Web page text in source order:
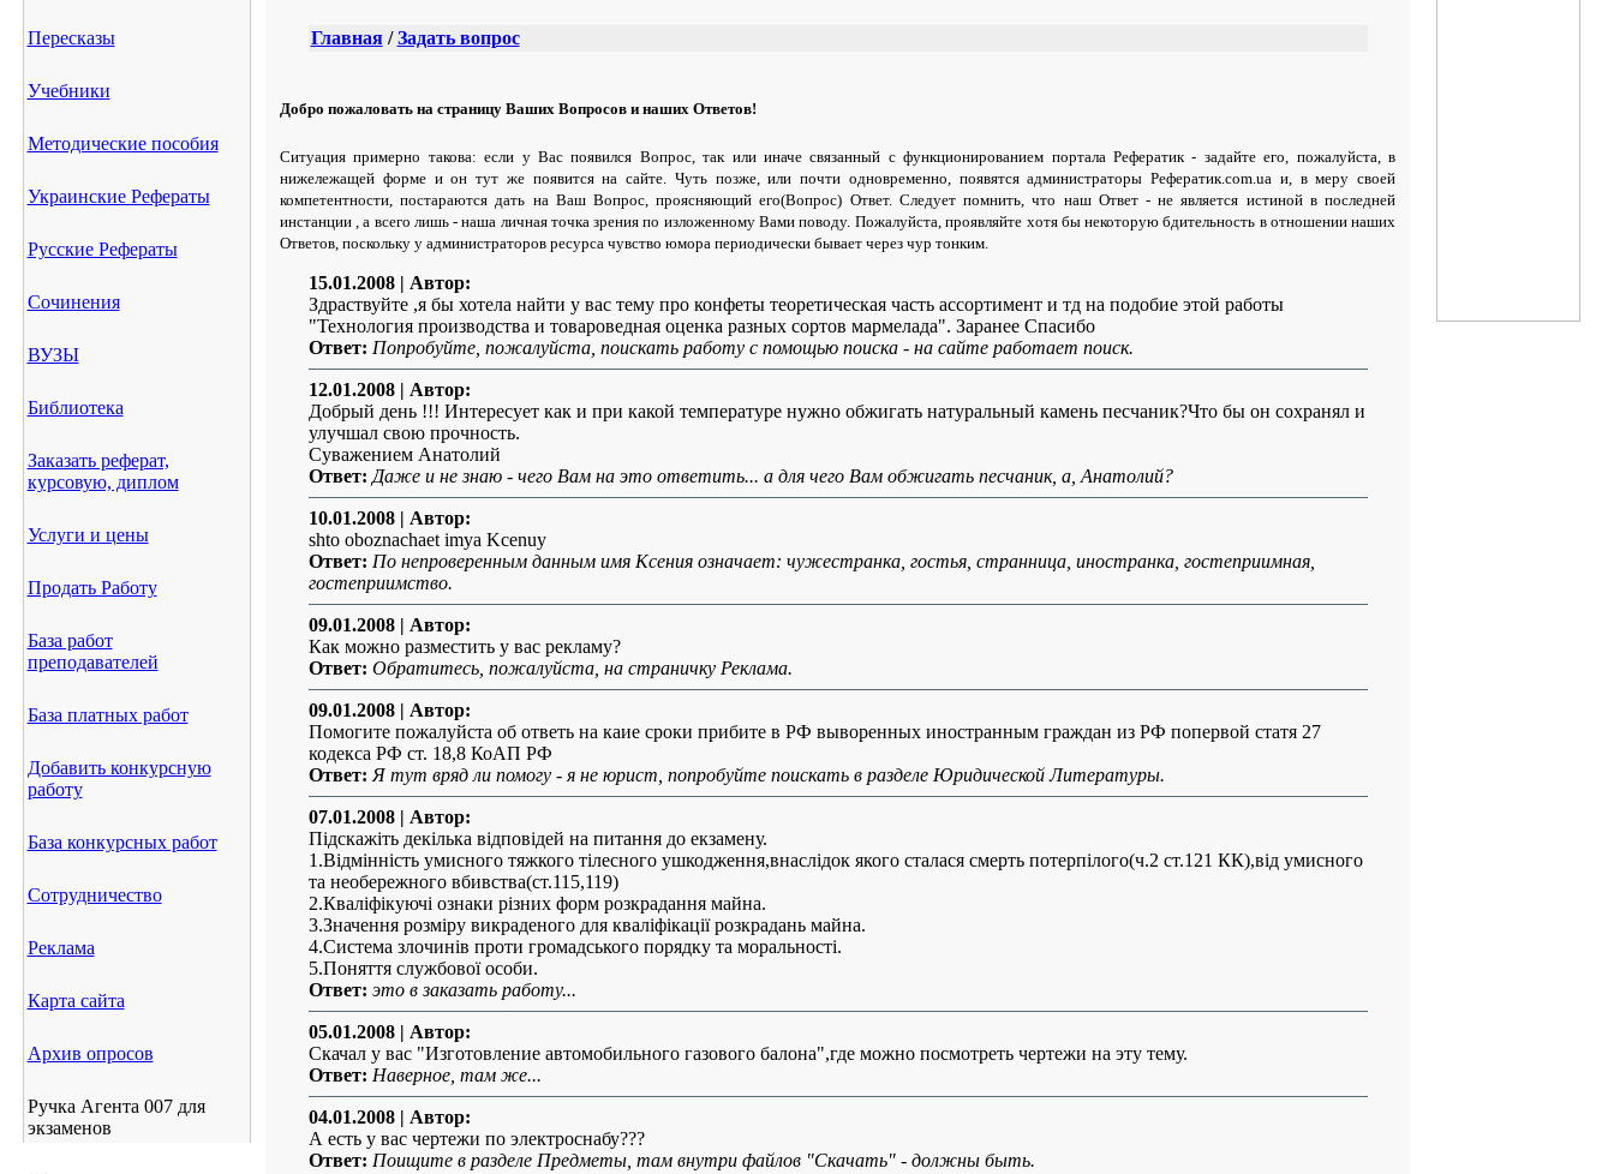
Пересказы
Учебники
Методические пособия
Украинские Рефераты
Русские Рефераты
Сочинения
ВУЗЫ
Библиотека
Заказать реферат,
курсовую, диплом
Услуги и цены
Продать Работу
База работ
преподавателей
База платных работ
Добавить конкурсную
работу
База конкурсных работ
Сотрудничество
Реклама
Карта сайта
Архив опросов
Ручка Агента 007 для
экзаменов
Главная/Задать вопрос
Добро пожаловать на страницу Ваших Вопросов и наших Ответов!
Ситуация примерно такова: если у Вас появился Вопрос, так или иначе связанный с функционированием портала Рефератик - задайте его, пожалуйста, в
нижележащей форме и он тут же появится на сайте. Чуть позже, или почти одновременно, появятся администраторы Рефератик.com.ua и, в меру своей
компетентности, постараются дать на Ваш Вопрос, проясняющий его(Вопрос) Ответ. Следует помнить, что наш Ответ - не является истиной в последней
инстанции , а всего лишь - наша личная точка зрения по изложенному Вами поводу. Пожалуйста, проявляйте хотя бы некоторую бдительность в отношении наших
Ответов, поскольку у администраторов ресурса чувство юмора периодически бывает через чур тонким.
15.01.2008 | Автор:
Здраствуйте ,я бы хотела найти у вас тему про конфеты теоретическая часть ассортимент и тд на подобие этой работы
"Технология производства и товароведная оценка разных сортов мармелада". Заранее Спасибо
Ответ: Попробуйте, пожалуйста, поискать работу с помощью поиска - на сайте работает поиск.
12.01.2008 | Автор:
Добрый день !!! Интересует как и при какой температуре нужно обжигать натуральный камень песчаник?Что бы он сохранял и
улучшал свою прочность.
Суважением Анатолий
Ответ: Даже и не знаю - чего Вам на это ответить... а для чего Вам обжигать песчаник, а, Анатолий?
10.01.2008 | Автор:
shto oboznachaet imya Kcenuy
Ответ: По непроверенным данным имя Ксения означает: чужестранка, гостья, странница, иностранка, гостеприимная,
гостеприимство.
09.01.2008 | Автор:
Как можно разместить у вас рекламу?
Ответ: Обратитесь, пожалуйста, на страничку Реклама.
09.01.2008 | Автор:
Помогите пожалуйста об ответь на каие сроки прибите в РФ выворенных иностранным граждан из РФ попервой статя 27
кодекса РФ ст. 18,8 КоАП РФ
Ответ: Я тут вряд ли помогу - я не юрист, попробуйте поискать в разделе Юридической Литературы.
07.01.2008 | Автор:
Підскажіть декілька відповідей на питання до екзамену.
1.Відмінність умисного тяжкого тілесного ушкодження,внаслідок якого сталася смерть потерпілого(ч.2 ст.121 КК),від умисного
та необережного вбивства(ст.115,119)
2.Кваліфікуючі ознаки різних форм розкрадання майна.
3.Значення розміру викраденого для кваліфікації розкрадань майна.
4.Система злочинів проти громадського порядку та моральності.
5.Поняття службової особи.
Ответ: это в заказать работу...
05.01.2008 | Автор:
Скачал у вас "Изготовление автомобильного газового балона",где можно посмотреть чертежи на эту тему.
Ответ: Наверное, там же...
04.01.2008 | Автор:
А есть у вас чертежи по электроснабу???
Ответ: Поищите в разделе Предметы, там внутри файлов "Скачать" - должны быть.